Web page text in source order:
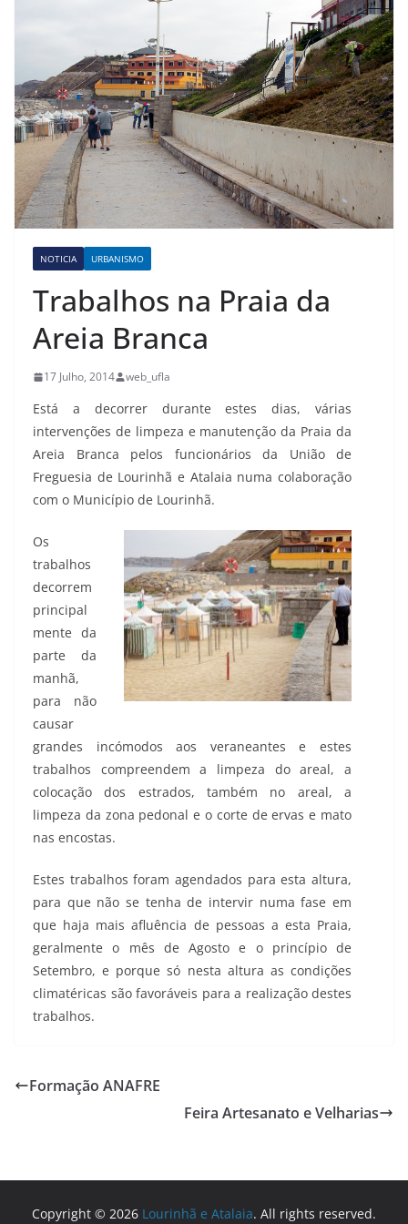
NOTICIA URBANISMO
Trabalhos na Praia da
Areia Branca
17 Julho, 2014 web_ufla
Está a decorrer durante estes dias, várias
intervenções de limpeza e manutenção da Praia da
Areia Branca pelos funcionários da União de
Freguesia de Lourinhã e Atalaia numa colaboração
com o Município de Lourinhã.
Os
trabalhos
decorrem
principal
mente da
parte da
manhã,
para não
causar
grandes incómodos aos veraneantes e estes
trabalhos compreendem a limpeza do areal, a
colocação dos estrados, também no areal, a
limpeza da zona pedonal e o corte de ervas e mato
nas encostas.
Estes trabalhos foram agendados para esta altura,
para que não se tenha de intervir numa fase em
que haja mais afluência de pessoas a esta Praia,
geralmente o mês de Agosto e o princípio de
Setembro, e porque só nesta altura as condições
climatéricas são favoráveis para a realização destes
trabalhos.
Formação ANAFRE
Feira Artesanato e Velharias
Copyright © 2026 Lourinhã e Atalaia. All rights reserved.